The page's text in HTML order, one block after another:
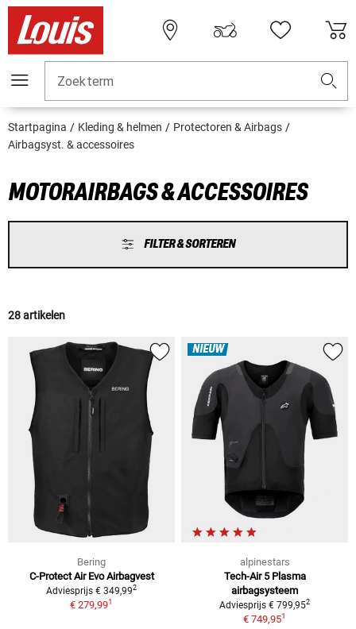
Zoekterm
Startpagina Kleding & helmen
Protectoren & Airbags
Airbagsyst. & accessoires
MOTORAIRBAGS & ACCESSOIRES
FILTER & SORTEREN
28 artikelen
Bering
C-Protect Air Evo Airbagvest
Adviesprijs € 349,992
€ 279,991
NIEUW
alpinestars
Tech-Air 5 Plasma
airbagsysteem
Adviesprijs € 799,952
€ 749,951